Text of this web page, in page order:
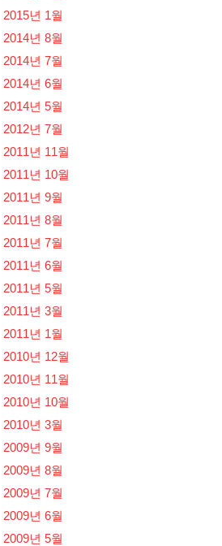
2015년 1월
2014년 8월
2014년 7월
2014년 6월
2014년 5월
2012년 7월
2011년 11월
2011년 10월
2011년 9월
2011년 8월
2011년 7월
2011년 6월
2011년 5월
2011년 3월
2011년 1월
2010년 12월
2010년 11월
2010년 10월
2010년 3월
2009년 9월
2009년 8월
2009년 7월
2009년 6월
2009년 5월